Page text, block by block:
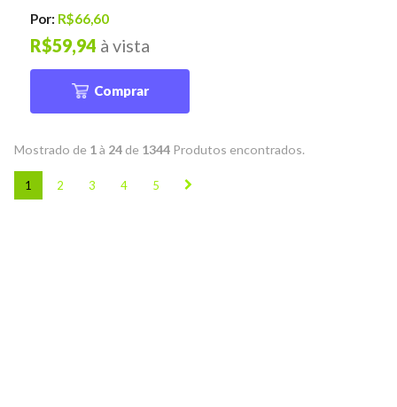
Por: R$66,60
à vista
R$59,94
Comprar
Mostrado de 1à 24 de 1344 Produtos encontrados.
1 2 3 4 5